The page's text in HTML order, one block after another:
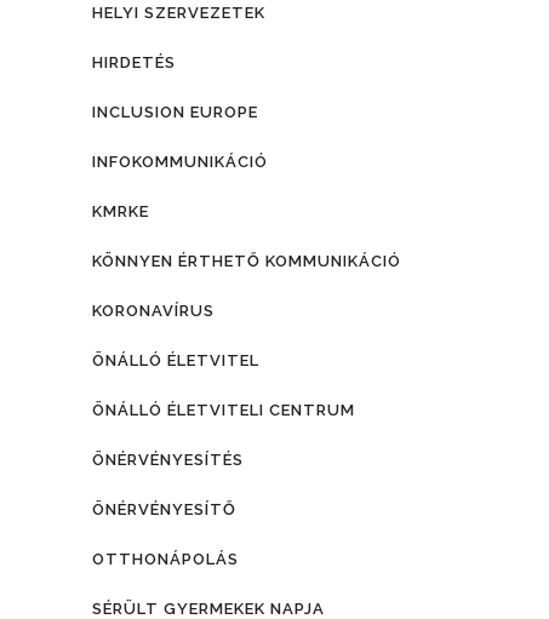
HELYI SZERVEZETEK
HIRDETÉS
INCLUSION EUROPE
INFOKOMMUNIKÁCIÓ
KMRKE
KÖNNYEN ÉRTHETŐ KOMMUNIKÁCIÓ
KORONAVÍRUS
ÖNÁLLÓ ÉLETVITEL
ÖNÁLLÓ ÉLETVITELI CENTRUM
ÖNÉRVÉNYESÍTÉS
ÖNÉRVÉNYESÍTŐ
OTTHONÁPOLÁS
SÉRÜLT GYERMEKEK NAPJA